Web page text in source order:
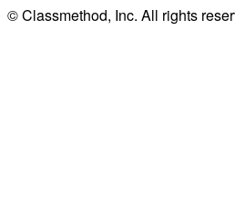
© Classmethod, Inc. All rights